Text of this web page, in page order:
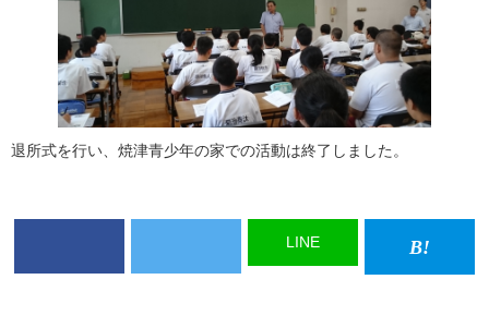
退所式を行い、焼津青少年の家での活動は終了しました。
LINE